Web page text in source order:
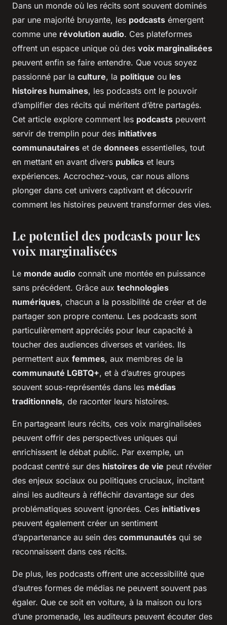
Dans un monde où les récits sont souvent dominés
par une majorité bruyante, les podcasts émergent
comme une révolution audio. Ces plateformes
offrent un espace unique où des voix marginalisées
peuvent enfin se faire entendre. Que vous soyez
passionné par la culture, la politique ou les
histoires humaines, les podcasts ont le pouvoir
d’amplifier des récits qui méritent d’être partagés.
Cet article explore comment les podcasts peuvent
servir de tremplin pour des initiatives
communautaires et de donnees essentielles, tout
en mettant en avant divers publics et leurs
expériences. Accrochez-vous, car nous allons
plonger dans cet univers captivant et découvrir
comment les histoires peuvent transformer des vies.
Le potentiel des podcasts pour les
voix marginalisées
Le monde audio connaît une montée en puissance
sans précédent. Grâce aux technologies
numériques, chacun a la possibilité de créer et de
partager son propre contenu. Les podcasts sont
particulièrement appréciés pour leur capacité à
toucher des audiences diverses et variées. Ils
permettent aux femmes, aux membres de la
communauté LGBTQ+, et à d’autres groupes
souvent sous-représentés dans les médias
traditionnels, de raconter leurs histoires.
En partageant leurs récits, ces voix marginalisées
peuvent offrir des perspectives uniques qui
enrichissent le débat public. Par exemple, un
podcast centré sur des histoires de vie peut révéler
des enjeux sociaux ou politiques cruciaux, incitant
ainsi les auditeurs à réfléchir davantage sur des
problématiques souvent ignorées. Ces initiatives
peuvent également créer un sentiment
d’appartenance au sein des communautés qui se
reconnaissent dans ces récits.
De plus, les podcasts offrent une accessibilité que
d’autres formes de médias ne peuvent souvent pas
égaler. Que ce soit en voiture, à la maison ou lors
d’une promenade, les auditeurs peuvent écouter des